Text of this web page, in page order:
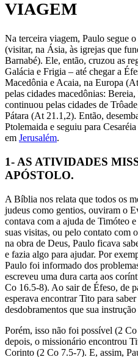
VIAGEM
Na terceira viagem, Paulo segue
(visitar, na Ásia, às igrejas que
Barnabé). Ele, então, cruzou as
Galácia e Frigia – até chegar a
Macedônia e Acaia, na Europa
pelas cidades macedônias:
continuou pelas cidades de
Pátara (At 21.1,2). Então,
Ptolemaida e seguiu para
em Jerusalém.
1- AS ATIVIDADES
APÓSTOLO.
A Bíblia nos relata que todos os
judeus como gentios, ouviram o
contava com a ajuda de Timóteo
suas visitas, ou pelo contato com
na obra de Deus, Paulo ficava
e fazia algo para ajudar. Por
Paulo foi informado dos
escreveu uma dura carta aos
Co 16.5-8). Ao sair de Éfeso, de
esperava encontrar Tito para
desdobramentos que sua
Porém, isso não foi possível (2
depois, o missionário encontrou
Corinto (2 Co 7.5-7). E, assim,